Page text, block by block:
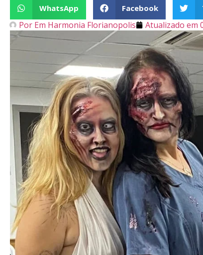
WhatsApp Facebook
Por Em Harmonia Florianopolis Atualizado em